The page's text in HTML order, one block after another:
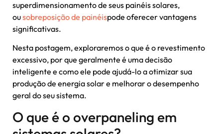
superdimensionamento de seus painéis solares,
ousobreposição de painéispode oferecer vantagens
significativas.
Nesta postagem, exploraremos o que é o revestimento
excessivo, por que geralmente é uma decisão
inteligente e como ele pode ajudá-lo a otimizar sua
produção de energia solar e melhorar o desempenho
geral do seu sistema.
O que é o overpaneling em